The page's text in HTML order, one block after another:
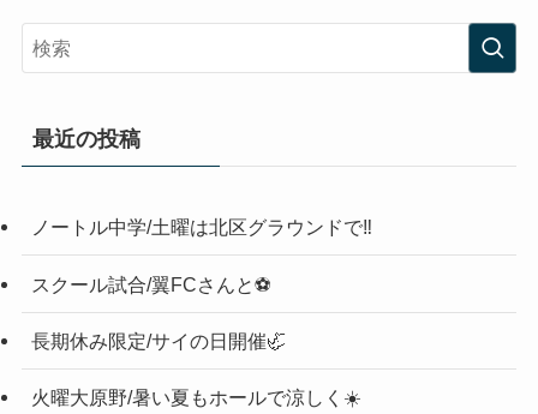
最近の投稿
ノートル中学/土曜は北区グラウンドで‼️
スクール試合/翼FCさんと⚽️
長期休み限定/サイの日開催🦏
火曜大原野/暑い夏もホールで涼しく☀️